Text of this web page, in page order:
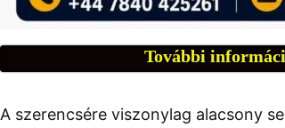
További
A szerencsére viszonylag alacsony